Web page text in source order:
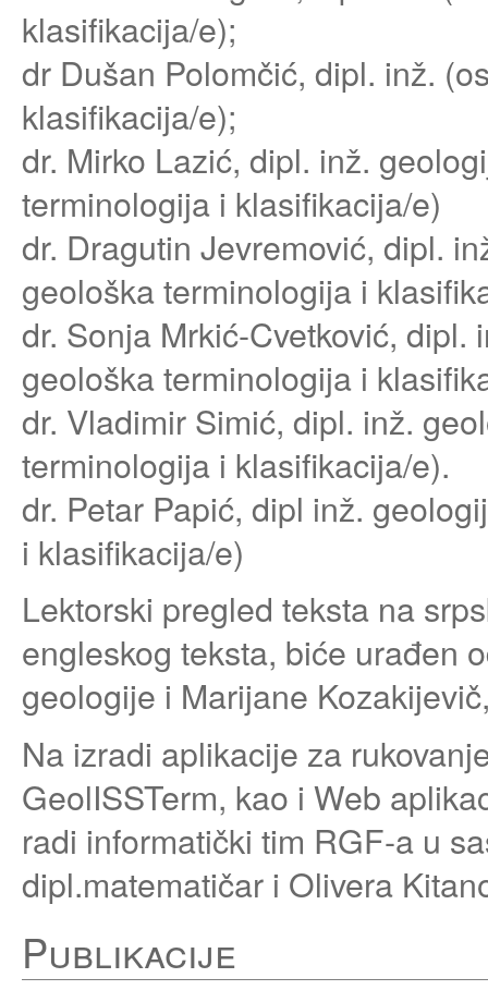
klasifikacija/e);
dr Dušan Polomčić, dipl. inž.
klasifikacija/e);
dr. Mirko Lazić, dipl. inž.
terminologija i klasifikacija/e)
dr. Dragutin Jevremović, dipl.
geološka terminologija i
dr. Sonja Mrkić-Cvetković,
geološka terminologija i
dr. Vladimir Simić, dipl. inž.
terminologija i klasifikacija/e).
dr. Petar Papić, dipl inž.
i klasifikacija/e)
Lektorski pregled teksta na
engleskog teksta, biće urađen
geologije i Marijane
Na izradi aplikacije za
GeolISSTerm, kao i Web
radi informatički tim RGF-a u
dipl.matematičar i Olivera
Publikacije